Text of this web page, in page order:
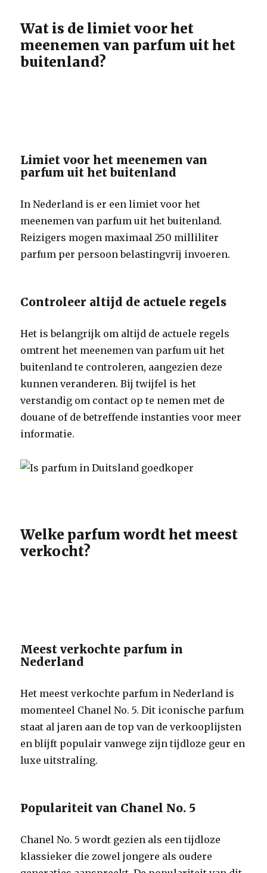
Wat is de limiet voor het
meenemen van parfum uit het
buitenland?
Limiet voor het meenemen van
parfum uit het buitenland
In Nederland is er een limiet voor het
meenemen van parfum uit het buitenland.
Reizigers mogen maximaal 250 milliliter
parfum per persoon belastingvrij invoeren.
Controleer altijd de actuele regels
Het is belangrijk om altijd de actuele regels
omtrent het meenemen van parfum uit het
buitenland te controleren, aangezien deze
kunnen veranderen. Bij twijfel is het
verstandig om contact op te nemen met de
douane of de betreffende instanties voor meer
informatie.
Welke parfum wordt het meest
verkocht?
Meest verkochte parfum in
Nederland
Het meest verkochte parfum in Nederland is
momenteel Chanel No. 5. Dit iconische parfum
staat al jaren aan de top van de verkooplijsten
en blijft populair vanwege zijn tijdloze geur en
luxe uitstraling.
Populariteit van Chanel No. 5
Chanel No. 5 wordt gezien als een tijdloze
klassieker die zowel jongere als oudere